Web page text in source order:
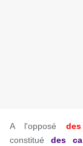
A l'opposé
constitué
des